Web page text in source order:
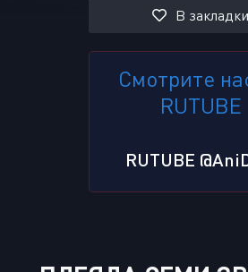
В закладки
Смотрите
RUTUBE
RUTUBE